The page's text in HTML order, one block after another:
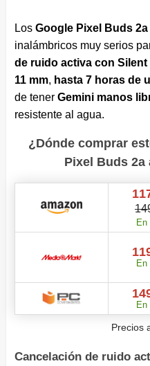
Los Google Pixel Buds 2a
inalámbricos muy serios
de ruido activa con Silent
11 mm, hasta 7 horas de
de tener Gemini manos
resistente al agua.
¿Dónde comprar
Pixel Buds
En
En
En
Precios
Cancelación de ruido